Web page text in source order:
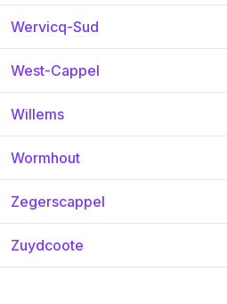
Wervicq-Sud
West-Cappel
Willems
Wormhout
Zegerscappel
Zuydcoote